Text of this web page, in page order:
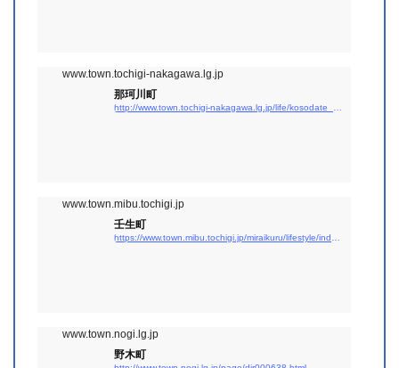
www.town.tochigi-nakagawa.lg.jp
那珂川町
www.town.mibu.tochigi.jp
壬生町
www.town.nogi.lg.jp
野木町